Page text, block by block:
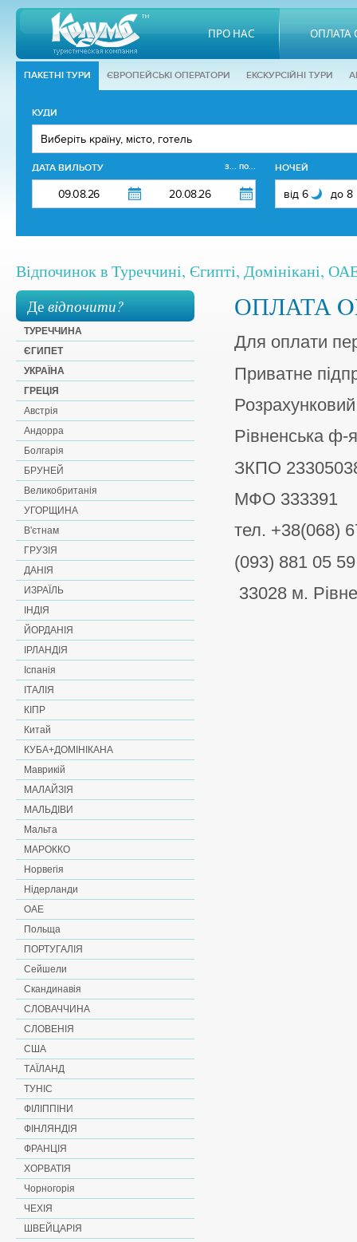
ПРО НАС ОПЛАТА
ПАКЕТНІ ТУРИ ЄВРОПЕЙСЬКІ ОПЕРАТОРИ EКСКУРСІЙНІ ТУРИ
КУДИ
ДАТА ВИЛЬОТУ з... по... НОЧЕЙ
Відпочинок в Туреччині, Єгипті, Домінікані,
Девідпочити?
ТУРЕЧЧИНА
ЄГИПЕТ
УКРАЇНА
ГРЕЦІЯ
Австрія
Андорра
Болгарія
БРУНЕЙ
Великобританія
УГОРЩИНА
В'єтнам
ГРУЗІЯ
ДАНІЯ
ИЗРАЇЛЬ
ІНДІЯ
ЙОРДАНІЯ
ІРЛАНДІЯ
Іспанія
ІТАЛІЯ
КІПР
Китай
КУБА+ДОМІНІКАНА
Маврикій
МАЛАЙЗІЯ
МАЛЬДІВИ
Мальта
МАРОККО
Норвегія
Нідерланди
ОАЕ
Польща
ПОРТУГАЛІЯ
Сейшели
Скандинавія
СЛОВАЧЧИНА
СЛОВЕНІЯ
США
ТАЇЛАНД
ТУНІС
ФІЛІППІНИ
ФІНЛЯНДІЯ
ФРАНЦІЯ
ХОРВАТІЯ
Чорногорія
ЧЕХІЯ
ШВЕЙЦАРІЯ
ОПЛАТА
Для оплати
Приватне
Рівненська
ЗКПО
МФО 333391
тел. +38(068)
(093) 881 05
33028 м.